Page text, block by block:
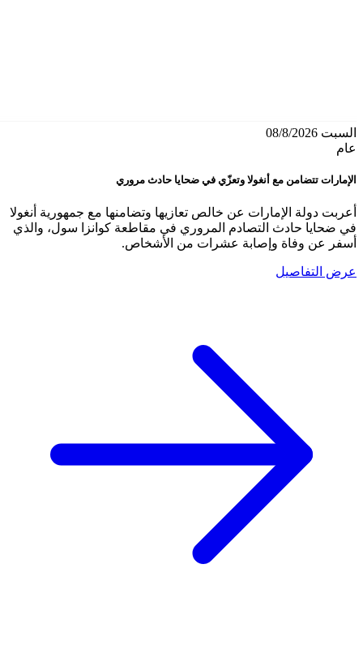
السبت 08/8/2026
عام
الإمارات تتضامن مع أنغولا وتعزّي في ضحايا حادث مروري
أعربت دولة الإمارات عن خالص تعازيها وتضامنها مع جمهورية أنغولا
في ضحايا حادث التصادم المروري في مقاطعة كوانزا سول، والذي
أسفر عن وفاة وإصابة عشرات من الأشخاص.
عرض التفاصيل